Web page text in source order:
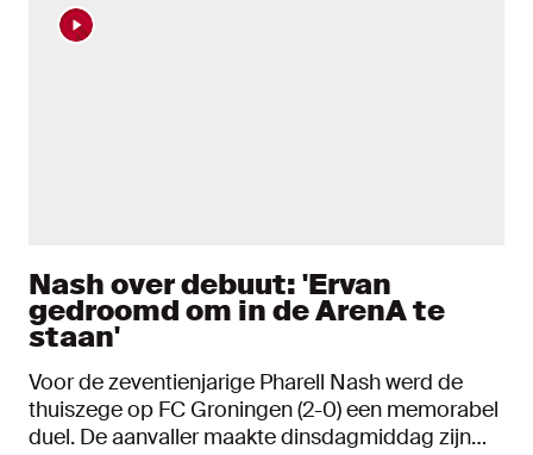
Nash over debuut: 'Ervan
gedroomd om in de ArenA te
staan'
Voor de zeventienjarige Pharell Nash werd de
thuiszege op FC Groningen (2-0) een memorabel
duel. De aanvaller maakte dinsdagmiddag zijn